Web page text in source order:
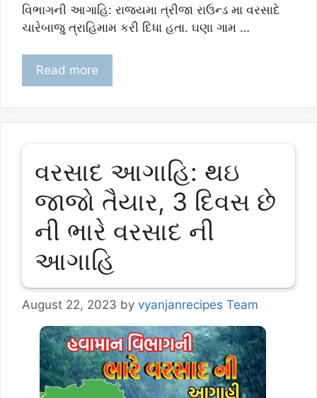
વિભાગની આગાહિ: રાજયમા ત્રીજા રાઉન્ડ મા વરસાદે
ચારેબાજુ ત્રાહિમામ કરી દિધા હતા. ઘણા ગામ …
Read more
વરસાદ આગાહિ: થઇ
જાજો તૈયાર, 3 દિવસ છે
ની ભારે વરસાદ ની
આગાહિ
August 22, 2023 by vyanjanrecipes Team